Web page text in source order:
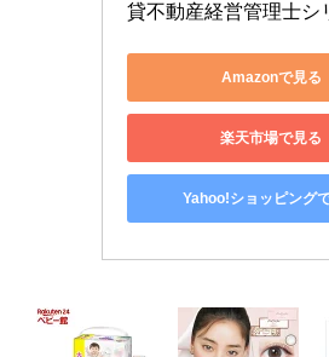
貸不動産経営管理士シ
Amazonで見る
楽天市場で見る
Yahoo!ショッピング